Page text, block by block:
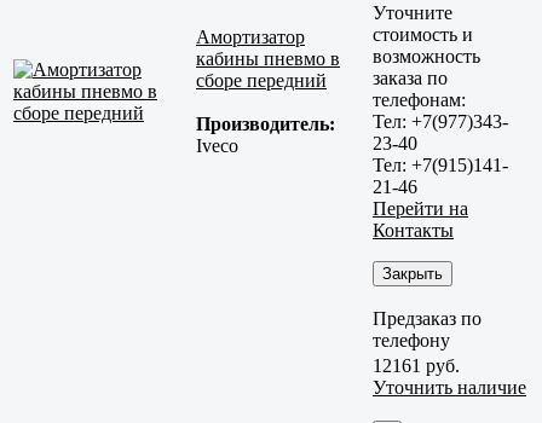
Амортизатор
кабины пневмо в
сборе передний
Производитель:
Iveco
Уточните
стоимость и
возможность
заказа по
телефонам:
Тел: +7(977)343-
23-40
Тел: +7(915)141-
21-46
Перейти на
Контакты
Закрыть
Предзаказ по
телефону
12161 руб.
Уточнить наличие